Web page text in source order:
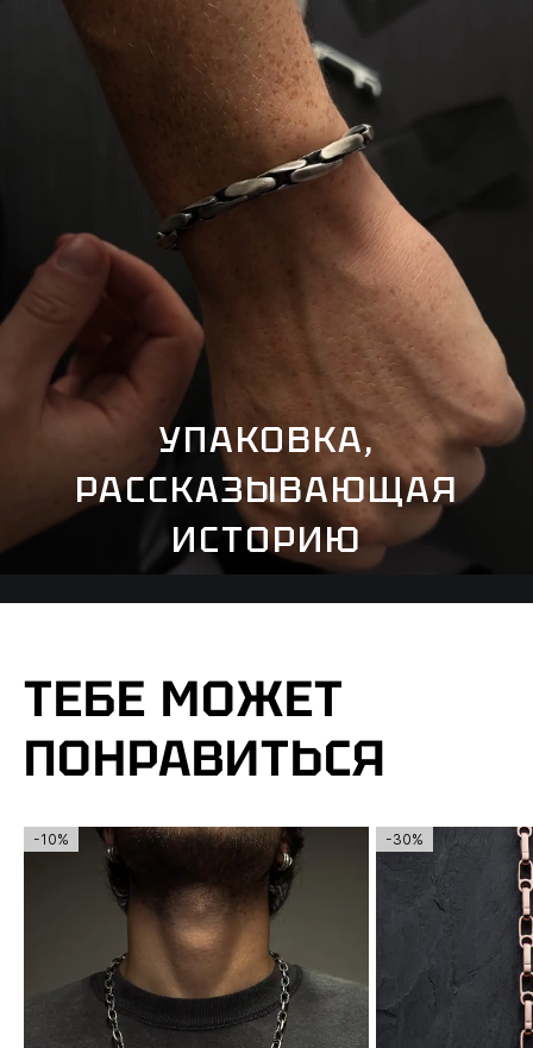
УПАКОВКА,
РАССКАЗЫВАЮЩАЯ
ИСТОРИЮ
ТЕБЕ МОЖЕТ
ПОНРАВИТЬСЯ
-10% -30%